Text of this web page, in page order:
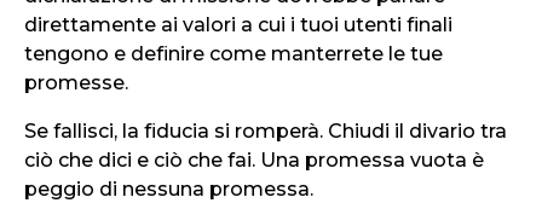
direttamente ai valori a cui i tuoi utenti finali
tengono e definire come manterrete le tue
promesse.
Se fallisci, la fiducia si romperà. Chiudi il divario tra
ciò che dici e ciò che fai. Una promessa vuota è
peggio di nessuna promessa.